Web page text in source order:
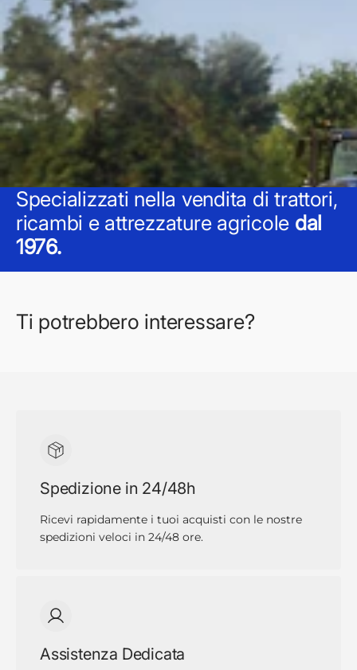
Specializzati nella vendita di trattori,
ricambi e attrezzature agricole dal
1976.
Ti potrebbero interessare?
Spedizione in 24/48h
Ricevi rapidamente i tuoi acquisti con le nostre
spedizioni veloci in 24/48 ore.
Assistenza Dedicata